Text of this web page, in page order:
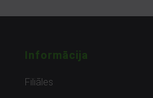
Informācija
Filiāles